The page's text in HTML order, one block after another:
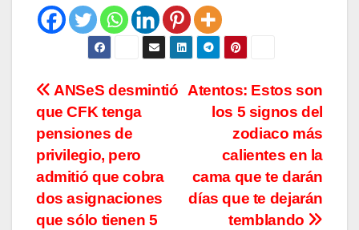
Navegación
de
entradas
Atentos: Estos son
los 5 signos del
zodiaco más
calientes en la
cama que te darán
días que te dejarán
temblando
ANSeS desmintió
que CFK tenga
pensiones de
privilegio, pero
admitió que cobra
dos asignaciones
que sólo tienen 5